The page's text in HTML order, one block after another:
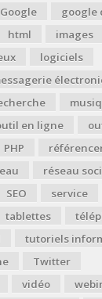
Google
google
html images
logiciels
en ligne
PHP
réseau
SEO service
tablettes
tutoriels
Twitter
vidéo